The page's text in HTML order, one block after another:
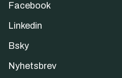
Facebook
Linkedin
Bsky
Nyhetsbrev